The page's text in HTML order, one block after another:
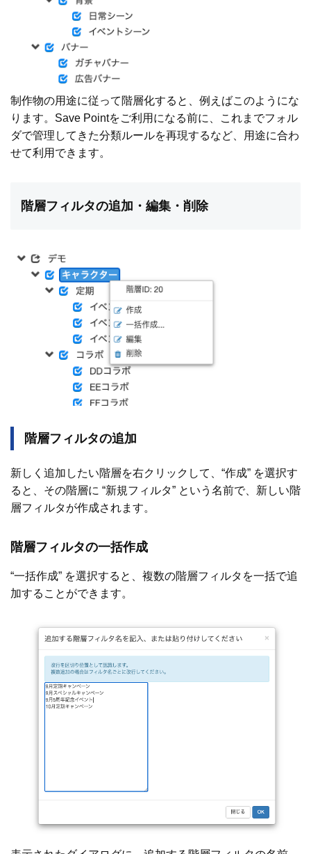
制作物の用途に従って階層化すると、例えばこのようにな
ります。Save Pointをご利用になる前に、これまでフォル
ダで管理してきた分類ルールを再現するなど、用途に合わ
せて利用できます。
階層フィルタの追加・編集・削除
階層フィルタの追加
新しく追加したい階層を右クリックして、“作成” を選択す
ると、その階層に “新規フィルタ” という名前で、新しい階
層フィルタが作成されます。
階層フィルタの一括作成
“一括作成” を選択すると、複数の階層フィルタを一括で追
加することができます。